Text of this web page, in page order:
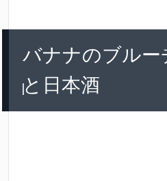
バナナのブルー
と日本酒